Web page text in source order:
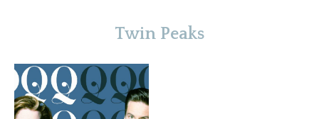
Twin Peaks